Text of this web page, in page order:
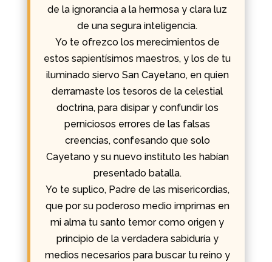
de la ignorancia a la hermosa y clara luz
de una segura inteligencia.
Yo te ofrezco los merecimientos de
estos sapientísimos maestros, y los de tu
iluminado siervo San Cayetano, en quien
derramaste los tesoros de la celestial
doctrina, para disipar y confundir los
perniciosos errores de las falsas
creencias, confesando que solo
Cayetano y su nuevo instituto les habían
presentado batalla.
Yo te suplico, Padre de las misericordias,
que por su poderoso medio imprimas en
mi alma tu santo temor como origen y
principio de la verdadera sabiduría y
medios necesarios para buscar tu reino y